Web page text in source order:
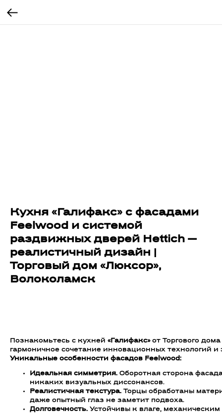
Кухня «Галифакс» с фасадами
Feelwood и системой
раздвижных дверей Hettich —
реалистичный дизайн |
Торговый дом «Люксор»,
Волоколамск
Познакомьтесь с кухней «Галифакс»от Торгового
гармоничное сочетание инновационных технологий и
Уникальные особенности фасадов Feelwood:
Идеальная симметрия. Оборотная сторона
никаких визуальных диссонансов.
Реалистичная текстура. Торцы обработаны
даже опытный глаз не заметит подвоха.
Долговечность. Устойчивы к влаге,